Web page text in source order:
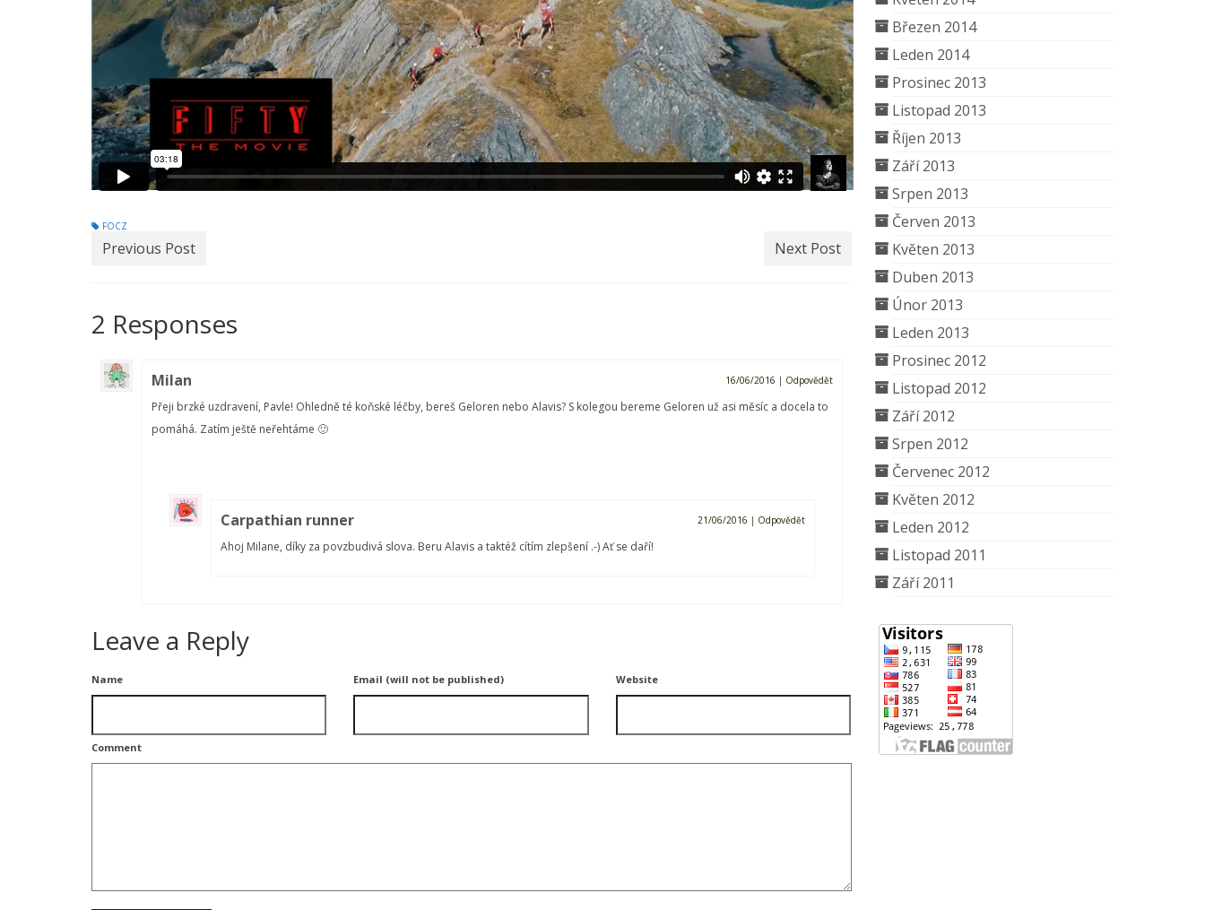
FOCZ
Previous Post Next Post
2 Responses
Milan 16/06/2016 | Odpovědět
Přeji brzké uzdravení, Pavle! Ohledně té koňské léčby, bereš Geloren nebo Alavis? S kolegou bereme Geloren už asi měsíc a docela to
pomáhá. Zatím ještě neřehtáme 🙂
Carpathian runner 21/06/2016 | Odpovědět
Ahoj Milane, díky za povzbudivá slova. Beru Alavis a taktéž cítím zlepšení .-) Ať se daří!
Leave a Reply
Name Email (will not be published) Website
Comment
Březen 2014
Leden 2014
Prosinec 2013
Listopad 2013
Říjen 2013
Září 2013
Srpen 2013
Červen 2013
Květen 2013
Duben 2013
Únor 2013
Leden 2013
Prosinec 2012
Listopad 2012
Září 2012
Srpen 2012
Červenec 2012
Květen 2012
Leden 2012
Listopad 2011
Září 2011